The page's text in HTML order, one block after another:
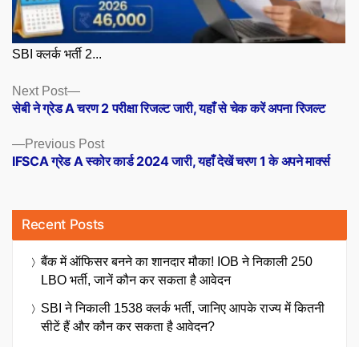
SBI क्लर्क भर्ती 2...
Posts
navigation
Previous PostPrevious
post:
IFSCA ग्रेड A स्कोर कार्ड 2024 जारी, यहाँ देखें चरण 1 के अपने मार्क्स
Next Post
Next
post:
सेबी ने ग्रेड A चरण 2 परीक्षा रिजल्ट जारी, यहाँ से चेक करें अपना रिजल्ट
Recent Posts
बैंक में ऑफिसर बनने का शानदार मौका! IOB ने निकाली 250
LBO भर्ती, जानें कौन कर सकता है आवेदन
SBI ने निकाली 1538 क्लर्क भर्ती, जानिए आपके राज्य में कितनी
सीटें हैं और कौन कर सकता है आवेदन?